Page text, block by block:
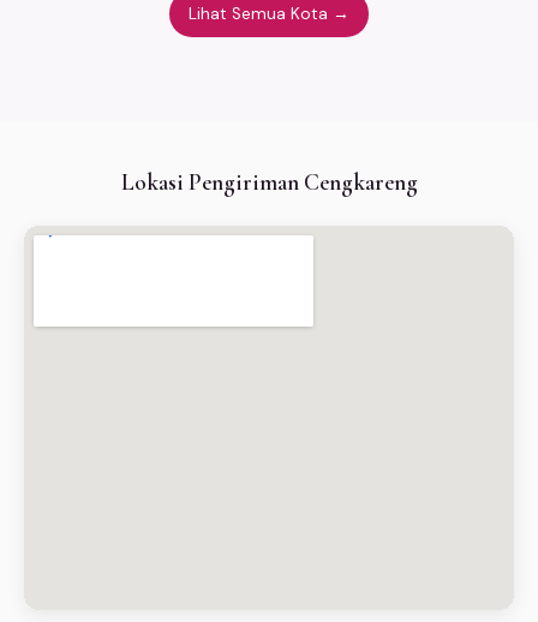
Lihat Semua Kota →
Lokasi Pengiriman Cengkareng